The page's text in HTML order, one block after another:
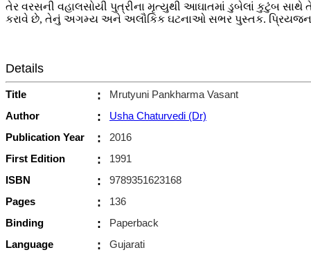
તેર વરસની વહાલસોયી પુત્રીના મૃત્યુથી આઘાતમાં ડુબેલાં કુટુંબ
કરાવે છે, તેનું અગમ્ય અને અલૌકિક ઘટનાઓ સભર પુસ્તક. પ્રિયજનના
Details
Title :
Mrutyuni Pankharma Vasant
Author
:
Usha Chaturvedi (Dr)
Publication Year
:
2016
First Edition
:
1991
ISBN
:
9789351623168
Pages
:
136
Binding
:
Paperback
Language
:
Gujarati